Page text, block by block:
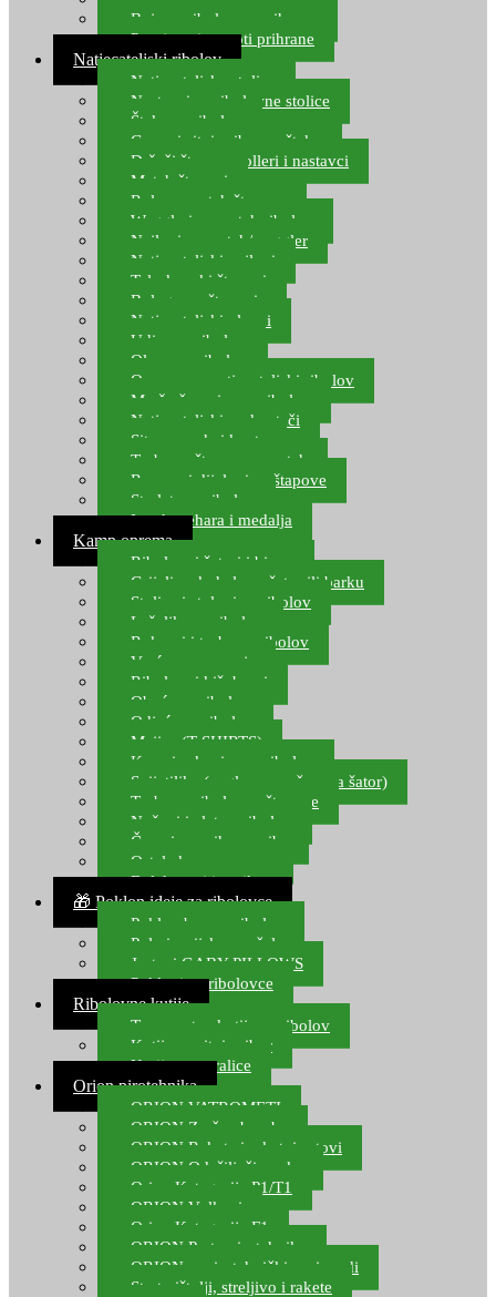
Boje za ribolovnu prihranu
Provjereni recepti prihrane
Natjecateljski ribolov
Natjecateljske stolice
Nastavci za ribolovne stolice
Šteke za ribolov
Gume i sitni pribor za šteku
Držači štapova rolleri i nastavci
Match štapovi
Role za match štapove
Waggleri za match ribolov
Najloni za match/waggler
Natjecateljski najloni
Teleskopski štapovi
Bolognese štapovi
Natjecateljski plovci
Udice za ribolov
Olovo za ribolov
Oprema za natjecateljski ribolov
Mreže čuvarice za ribolov
Natjecateljski podmetači
Sito, posude i kante
Torbe za štapove – match
Rezervni dijelovi za štapove
Starlete za ribolov
Izrada pehara i medalja
Kamp oprema
Ribolovni šatori i bivvy
Grijalice, kuhala za šator ili barku
Stolice i stolovi za ribolov
Ležaljke za ribolov
Ruksaci i torbe za ribolov
Vreće za spavanje
Ribolovni kišobrani
Obuća za ribolov
Odjeća za ribolov
Majice (T-SHIRTS)
Kape i rukavice za ribolov
Svijetiljke (naglavne, ručne, za šator)
Torbe za ribolovne štapove
Noževi i alat za ribolov
Čamci za prihranu ribe
Ostala kamp oprema
Dalekozori i optika
🎁 Poklon ideje za ribolovce
Poklon bon za ribolov
Polarizacijske naočale
Jastuci GABY PILLOWS
Pokloni za ribolovce
Ribolovne kutije
Transportne kutije za ribolov
Kutije za sitni pribor
Kutije za varalice
Orion pirotehnika
ORION VATROMETI
ORION Zračne bombe
ORION Rakete i raketni setovi
ORION Odašiljači zvuka
Orion Kategorija P1/T1
ORION Vulkani
Orion Kategorija F1
ORION Party pirotehnika
ORION nepirotehnički proizvodi
Start pištolji, streljivo i rakete